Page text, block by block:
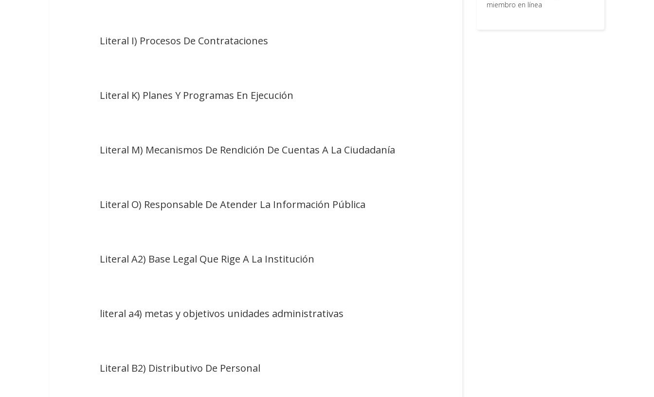
Literal I) Procesos De Contrataciones
Literal K) Planes Y Programas En Ejecución
Literal M) Mecanismos De Rendición De Cuentas A La Ciudadanía
Literal O) Responsable De Atender La Información Pública
Literal A2) Base Legal Que Rige A La Institución
literal a4) metas y objetivos unidades administrativas
Literal B2) Distributivo De Personal
miembro en línea